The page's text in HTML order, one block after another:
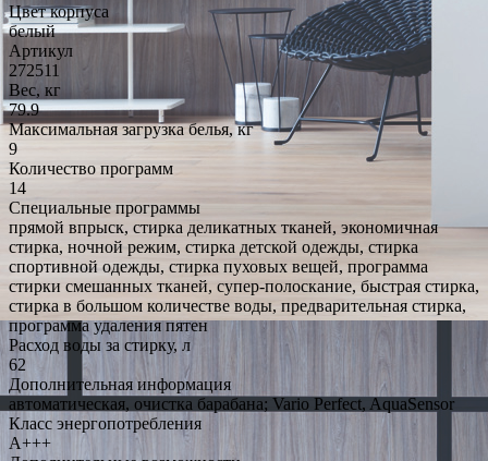
Цвет корпуса
белый
Артикул
272511
Вес, кг
79.9
Максимальная загрузка белья, кг
9
Количество программ
14
Специальные программы
прямой впрыск, стирка деликатных тканей, экономичная
стирка, ночной режим, стирка детской одежды, стирка
спортивной одежды, стирка пуховых вещей, программа
стирки смешанных тканей, супер-полоскание, быстрая стирка,
стирка в большом количестве воды, предварительная стирка,
программа удаления пятен
Расход воды за стирку, л
62
Дополнительная информация
автоматическая, очистка барабана; Vario Perfect, AquaSensor
Класс энергопотребления
A+++